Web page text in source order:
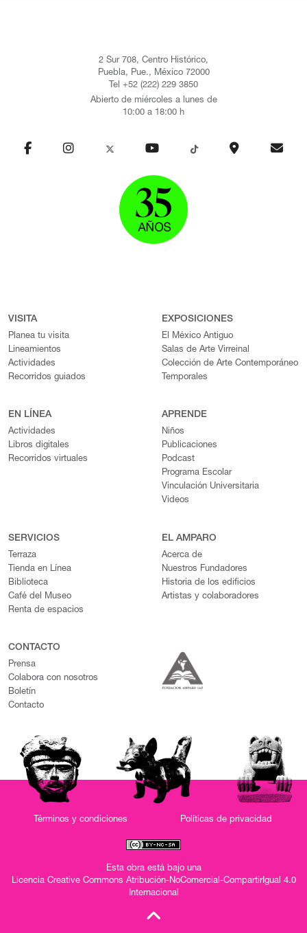
profesional comenzó en 2009 como fotoperiodista local, pero fue
en 2014 cuando inició un proceso íntimo de reflexión que la llevó
a explorar proyectos personales, investigando estrategias de
autorrepresentación y expandiendo los límites de la práctica
Distinto, promoviendo el fotoperiodismo en México. Su obra ha
Argentina, Bolivia, Canadá, Colombia, Guatemala, México,
Marruecos, Holanda, España, Suiza, Estados Unidos y Uruguay.
Además, forma parte de colecciones en instituciones como Leica
Gallery México, Centro Fotográfico Manuel Álvarez Bravo, MoA-g
SA (El Museo de Vanguardia), Fundación Televisa, Open Society
Leica Camera en Latinoamérica, destacando su influencia en el
ámbito fotográfico contemporáneo. Ha sido reconocida con
varios premios, como el Catchlight Global Fellow y el premio
Nuestra Mirada de POY LATAM, entre otros. En el Museo
exposiciones colectivas Africamericanos (2019) y Lu' Biaani:
Francisco Toledo y la fotografía (2023). Actualizado: 28 de agosto
de 2024
2 Sur 708, Centro Histórico,
Puebla, Pue., México 72000
Tel +52 (222) 229 3850
Abierto de miércoles a lunes de
10:00 a 18:00 h
VISITA
Planea tu visita
Lineamientos
Actividades
Recorridos guiados
EXPOSICIONES
El México Antiguo
Salas de Arte Virreinal
Colección de Arte Contemporáneo
Temporales
EN LÍNEA
Actividades
Libros digitales
Recorridos virtuales
APRENDE
Niños
Publicaciones
Podcast
Programa Escolar
Vinculación Universitaria
Videos
SERVICIOS
Terraza
Tienda en Línea
Biblioteca
Café del Museo
Renta de espacios
EL AMPARO
Acerca de
Nuestros Fundadores
Historia de los edificios
Artistas y colaboradores
CONTACTO
Prensa
Colabora con nosotros
Boletín
Contacto
Términos y condiciones Políticas de privacidad
Esta obra está bajo una
Licencia Creative Commons Atribución-NoComercial-CompartirIgual 4.0
Internacional